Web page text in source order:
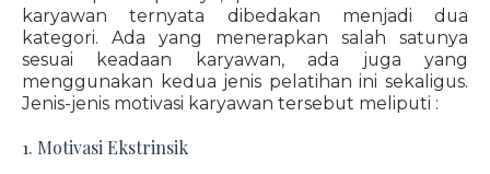
karyawan ternyata dibedakan menjadi dua
kategori. Ada yang menerapkan salah satunya
sesuai keadaan karyawan, ada juga yang
menggunakan kedua jenis pelatihan ini sekaligus.
Jenis-jenis motivasi karyawan tersebut meliputi :
1. Motivasi Ekstrinsik